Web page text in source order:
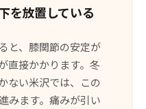
を放置している
と、膝関節の安定が
直接かかります。冬
ない米沢では、この
みます。痛みが引い